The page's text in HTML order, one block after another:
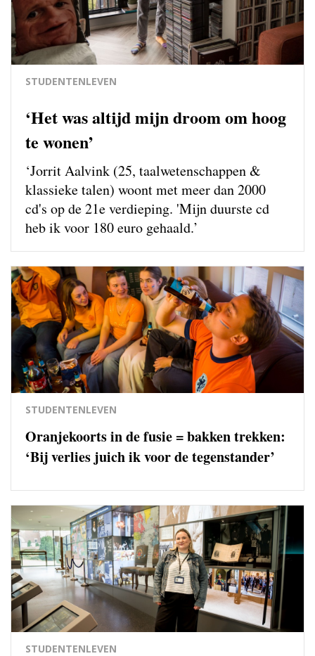
STUDENTENLEVEN
‘Het was altijd mijn droom om hoog
te wonen’
‘Jorrit Aalvink (25, taalwetenschappen &
klassieke talen) woont met meer dan 2000
cd's op de 21e verdieping. 'Mijn duurste cd
heb ik voor 180 euro gehaald.’
STUDENTENLEVEN
Oranjekoorts in de fusie = bakken trekken:
‘Bij verlies juich ik voor de tegenstander’
STUDENTENLEVEN